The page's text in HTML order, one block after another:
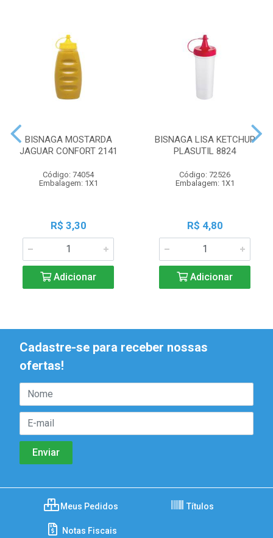
BISNAGA MOSTARDA
JAGUAR CONFORT 2141
Código: 74054
Embalagem: 1X1
R$ 3,30
Adicionar
BISNAGA LISA KETCHUP
PLASUTIL 8824
Código: 72526
Embalagem: 1X1
R$ 4,80
Adicionar
Cadastre-se para receber nossas
ofertas!
Meus Pedidos Títulos
Notas Fiscais